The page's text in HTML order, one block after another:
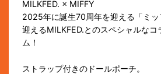
MILKFED. × MIFFY
2025年に誕生70周年を迎える「ミ
迎えるMILKFED.とのスペシャルなコ
ム！
ストラップ付きのドールポーチ。